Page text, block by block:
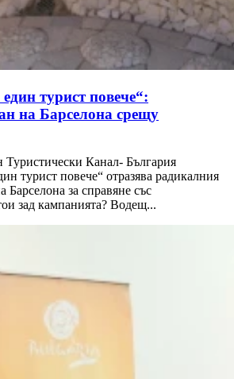
турист повече“:
на Барселона срещу
Канал- България
турист повече“ отразява радикалния
Барселона за справяне със
зад кампанията? Водещ...